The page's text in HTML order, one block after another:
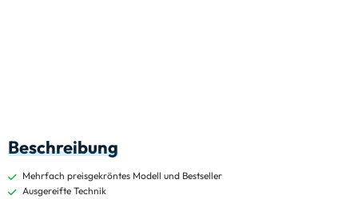
Beschreibung
Mehrfach preisgekröntes Modell und Bestseller
Ausgereifte Technik